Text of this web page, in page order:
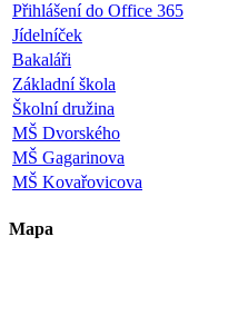
Přihlášení do Office 365
Jídelníček
Bakaláři
Základní škola
Školní družina
MŠ Dvorského
MŠ Gagarinova
MŠ Kovařovicova
Mapa